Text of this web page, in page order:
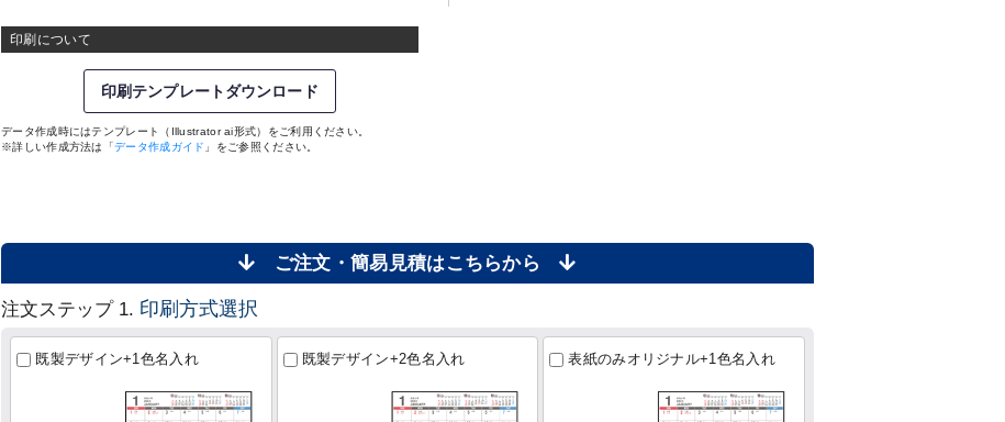
印刷について
印刷テンプレートダウンロード
データ作成時にはテンプレート（Illustrator ai形式）をご利用ください。
※詳しい作成方法は「データ作成ガイド 」をご参照ください。
ご注文・簡易見積はこちらから
注文ステップ 1. 印刷方式選択
既製デザイン+1色名入れ 既製デザイン+2色名入れ 表紙のみオリジナル+1色名入れ